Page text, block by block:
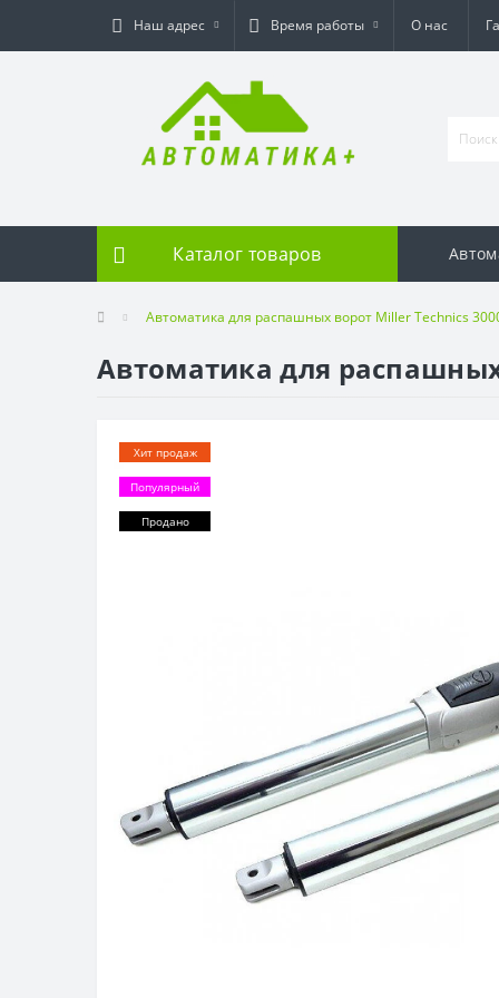
Наш адрес Время работы О нас
Каталог товаров
Автоматика для распашных ворот Miller Technics
Автоматика для
Хит продаж
Популярный
Продано